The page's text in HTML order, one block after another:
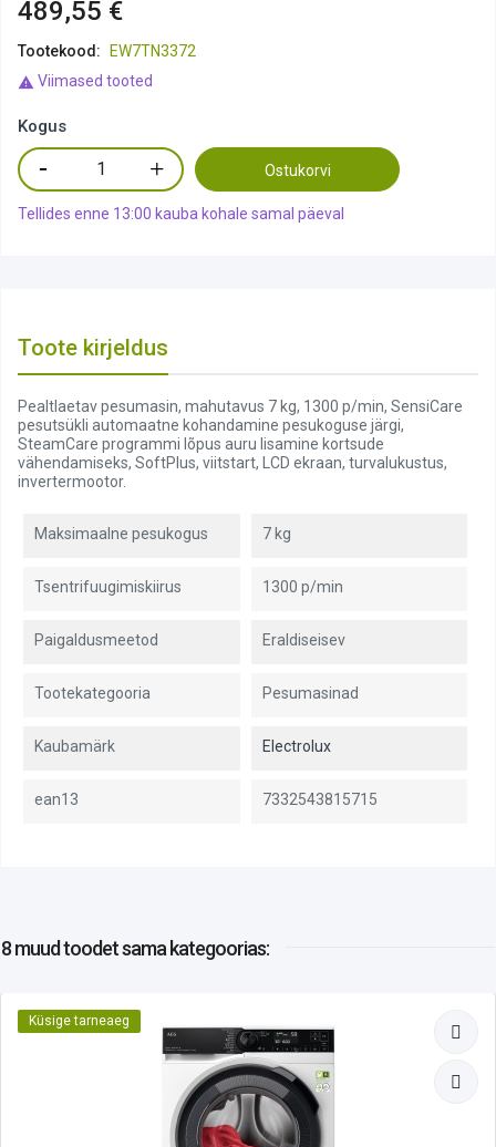
489,55 €
Tootekood: EW7TN3372
 Viimased tooted
Kogus
Ostukorvi
Tellides enne 13:00 kauba kohale samal päeval
Toote kirjeldus
Pealtlaetav pesumasin, mahutavus 7 kg, 1300 p/min, SensiCare
pesutsükli automaatne kohandamine pesukoguse järgi,
SteamCare programmi lõpus auru lisamine kortsude
vähendamiseks, SoftPlus, viitstart, LCD ekraan, turvalukustus,
invertermootor.
Maksimaalne pesukogus 7 kg
Tsentrifuugimiskiirus 1300 p/min
Paigaldusmeetod Eraldiseisev
Tootekategooria Pesumasinad
Kaubamärk Electrolux
ean13 7332543815715
8 muud toodetsama kategoorias:
Küsige tarneaeg